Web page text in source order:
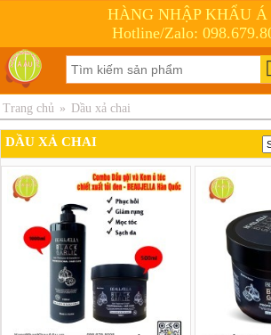
HÀNG NHẬP KHẨU
Hotline/Zalo:
Trang chủ » Dầu xả chai
DẦU XẢ CHAI